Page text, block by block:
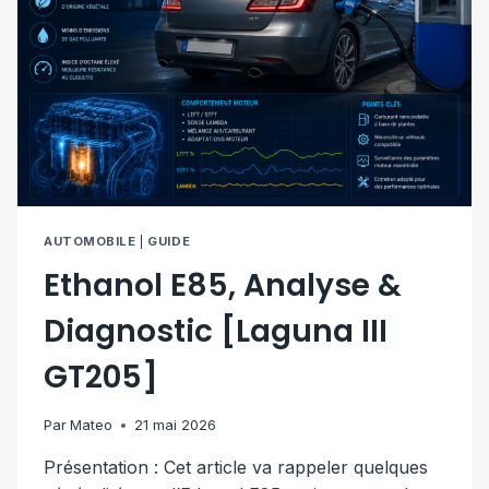
AUTOMOBILE GUIDE
Ethanol E85, Analyse &
Diagnostic [Laguna III
GT205]
Par Mateo 21 mai 2026
Présentation : Cet article va rappeler quelques